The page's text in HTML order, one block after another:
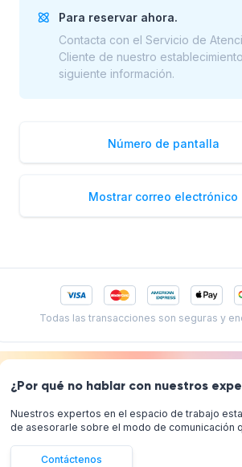
Para reservar ahora.
Contacta con el Servicio de
Cliente de nuestro
siguiente información.
Número de pantalla
Mostrar correo electrónico
Todas las transacciones son seguras y
¿Por qué no hablar con nuestros
Nuestros expertos en el espacio de trabajo
de asesorarle sobre el modo de comunicación
Contáctenos